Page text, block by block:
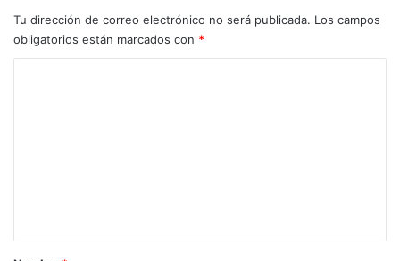
Tu dirección de correo electrónico no será publicada. Los campos
obligatorios están marcados con *